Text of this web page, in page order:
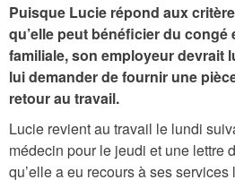
Puisque Lucie répond aux
qu’elle peut bénéficier du congé
familiale, son employeur devrait
lui demander de fournir une
retour au travail.
Lucie revient au travail le lundi
médecin pour le jeudi et une lettre
qu’elle a eu recours à ses services